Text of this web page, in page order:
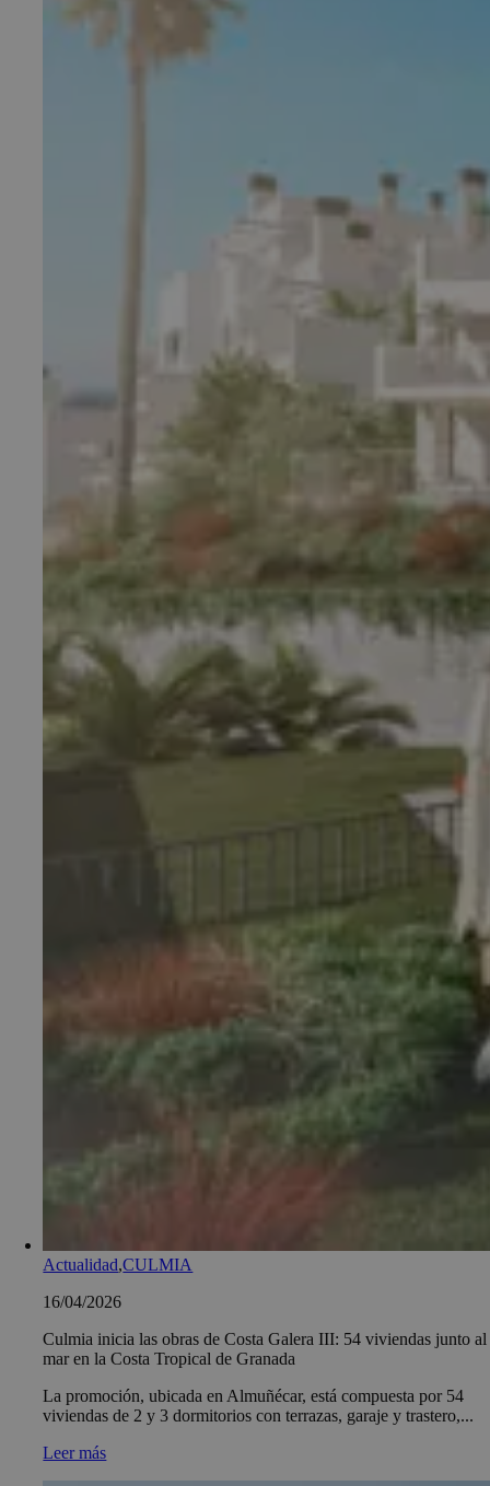
Actualidad,CULMIA
16/04/2026
Culmia inicia las obras de Costa Galera III: 54 viviendas junto al
mar en la Costa Tropical de Granada
La promoción, ubicada en Almuñécar, está compuesta por 54
viviendas de 2 y 3 dormitorios con terrazas, garaje y trastero,...
Leer más